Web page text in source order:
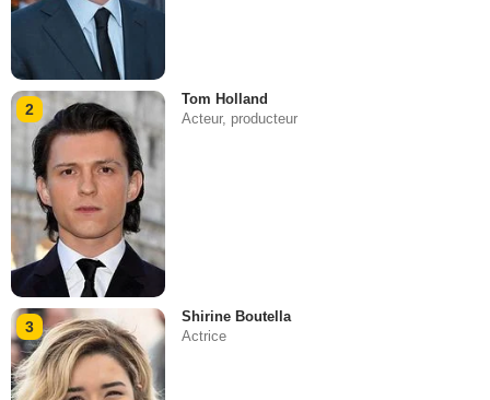
2
Tom Holland
Acteur, producteur
3
Shirine Boutella
Actrice